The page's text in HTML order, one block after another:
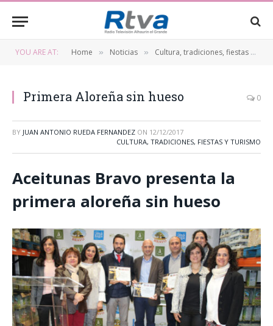
YOU ARE AT: Home » Noticias » Cultura, tradiciones, fiestas y turismo
Primera Aloreña sin hueso 0
BY JUAN ANTONIO RUEDA FERNANDEZ ON 12/12/2017
CULTURA, TRADICIONES, FIESTAS Y TURISMO
Aceitunas Bravo presenta la
primera aloreña sin hueso